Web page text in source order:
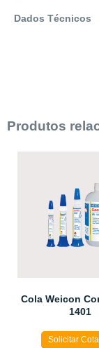
Dados Técnicos
Produtos
Cola Weicon
1401
Solicitar